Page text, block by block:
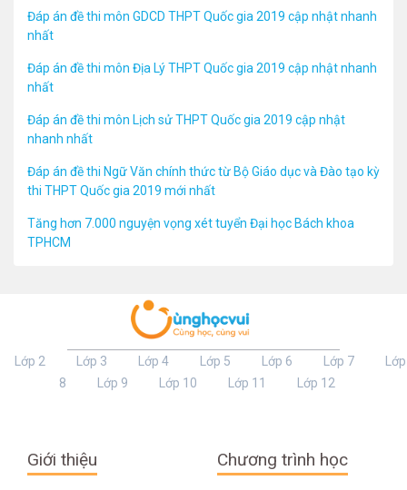
Đáp án đề thi môn GDCD THPT Quốc gia 2019 cập nhật nhanh
nhất
Đáp án đề thi môn Địa Lý THPT Quốc gia 2019 cập nhật nhanh
nhất
Đáp án đề thi môn Lịch sử THPT Quốc gia 2019 cập nhật
nhanh nhất
Đáp án đề thi Ngữ Văn chính thức từ Bộ Giáo dục và Đào tạo kỳ
thi THPT Quốc gia 2019 mới nhất
Tăng hơn 7.000 nguyện vọng xét tuyển Đại học Bách khoa
TPHCM
Lớp 2 Lớp 3 Lớp 4 Lớp 5 Lớp 6 Lớp 7
Lớp
8
Lớp 9 Lớp 10 Lớp 11 Lớp 12
Giới thiệu Chương trình học